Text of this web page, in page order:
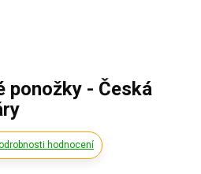
ponožky - Česká
hodnocení